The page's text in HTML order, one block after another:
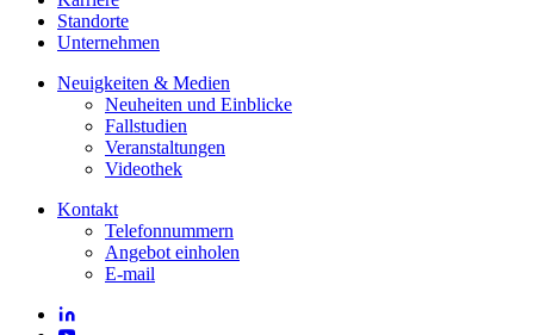
Standorte
Unternehmen
Neuigkeiten & Medien
Neuheiten und Einblicke
Fallstudien
Veranstaltungen
Videothek
Kontakt
Telefonnummern
Angebot einholen
E-mail